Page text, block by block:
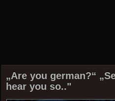
„Are you german?“
hear you so.."